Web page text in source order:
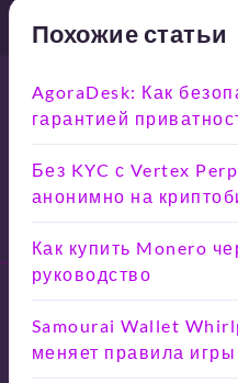
Похожие статьи
AgoraDesk: Как
гарантией
Без KYC с Vertex
анонимно на
Как купить Monero
руководство
Samourai Wallet
меняет правила